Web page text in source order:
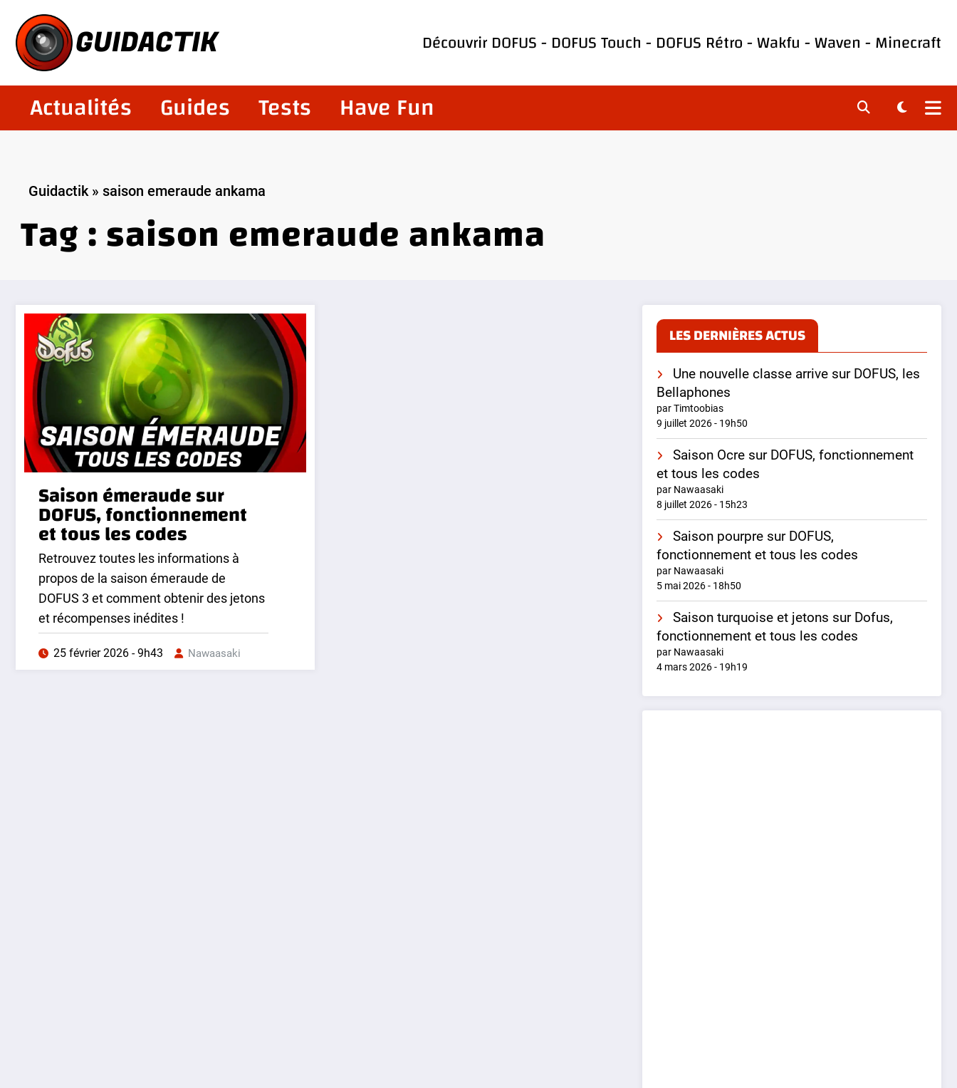
contenu
GUIDACTIK DécouvrirDOFUS-DOFUS Touch-DOFUS Rétro-Wakfu-Waven-Minecraft
Actualités Guides Tests Have Fun
Guidactik» saison emeraude ankama
Tag : saison emeraude ankama
Saison émeraude sur
DOFUS, fonctionnement
et tous les codes
Retrouvez toutes les informations à
propos de la saison émeraude de
DOFUS 3 et comment obtenir des jetons
et récompenses inédites !
25 février 2026 - 9h43 Nawaasaki
LES DERNIÈRES ACTUS
Une nouvelle classe arrive sur DOFUS, les
Bellaphones
par Timtoobias
9 juillet 2026 - 19h50
Saison Ocre sur DOFUS, fonctionnement
et tous les codes
par Nawaasaki
8 juillet 2026 - 15h23
Saison pourpre sur DOFUS,
fonctionnement et tous les codes
par Nawaasaki
5 mai 2026 - 18h50
Saison turquoise et jetons sur Dofus,
fonctionnement et tous les codes
par Nawaasaki
4 mars 2026 - 19h19